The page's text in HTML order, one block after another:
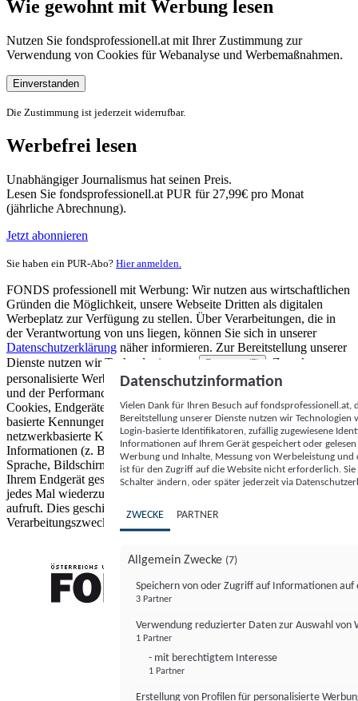
Wie gewohnt mit Werbung lesen
Nutzen Sie fondsprofessionell.at mit Ihrer Zustimmung zur
Verwendung von Cookies für Webanalyse und Werbemaßnahmen.
Einverstanden
Die Zustimmung ist jederzeit widerrufbar.
Werbefrei lesen
Unabhängiger Journalismus hat seinen Preis.
Lesen Sie fondsprofessionell.at PUR für 27,99€ pro Monat
(jährliche Abrechnung).
Jetzt abonnieren
Sie haben ein PUR-Abo? Hier anmelden.
FONDS professionell mit Werbung: Wir nutzen aus wirtschaftlichen
Gründen die Möglichkeit, unsere Webseite Dritten als digitalen
Werbeplatz zur Verfügung zu stellen. Über Verarbeitungen, die in
der Verantwortung von uns liegen, können Sie sich in unserer
Datenschutzerklärung näher informieren. Zur Bereitstellung unserer
Dienste nutzen wir Technologien von
Partnern (5)
. Zwecke:
personalisierte Werbung und Inhalte, Messung von Werbeleistung
und der Performance von Inhalten sowie Zielgruppenforschung.
Cookies, Endgeräte- oder ähnliche Online-Kennungen (z. B. login-
basierte Kennungen, zufällig generierte Kennungen,
netzwerkbasierte Kennungen) können zusammen mit anderen
Informationen (z. B. Browsertyp und Browserinformationen,
Sprache, Bildschirmgröße, unterstützte Technologien usw.) auf
Ihrem Endgerät gespeichert oder von dort ausgelesen werden, um es
jedes Mal wiederzuerkennen, wenn es eine App oder einer Webseite
aufruft. Dies geschieht für einen oder mehrere der hier aufgeführten
Verarbeitungszwecke.
Datenschutzinformation
Vielen Dank für Ihren Besuch auf
Bereitstellung unserer Dienste nutzen wir Technologien
Login-basierte Identifikatoren, zufällig zugewiesene
Informationen auf Ihrem Gerät gespeichert oder
Werbung und Inhalte, Messung von Werbeleistung
ist für den Zugriff auf die Website nicht erforderlich.
Schalter ändern, oder später jederzeit via
ZWECKE PARTNER
Allgemein Zwecke (7)
Speichern von oder Zugriff auf Informationen auf
3 Partner
Verwendung reduzierter Daten zur Auswahl von
1 Partner
- mit berechtigtem Interesse
1 Partner
Erstellung von Profilen für personalisierte
FONDS professionell